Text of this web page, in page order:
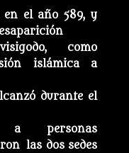
en el año 589, y
como
islámica a
durante el
a personas
las dos sedes